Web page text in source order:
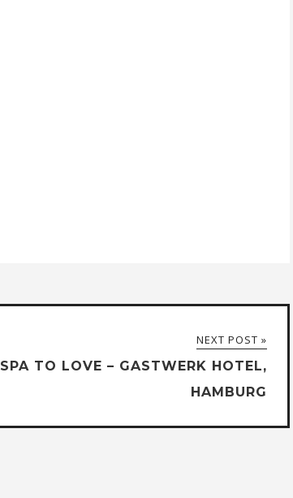
NEXT POST »
SPA TO LOVE – GASTWERK HOTEL,
HAMBURG